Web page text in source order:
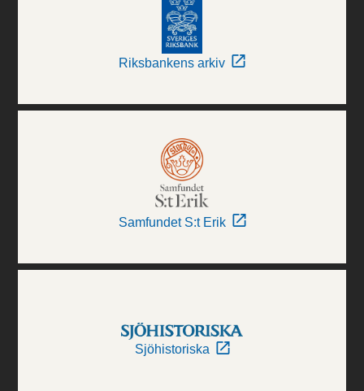
Riksbankens arkiv
Samfundet S:t Erik
Sjöhistoriska